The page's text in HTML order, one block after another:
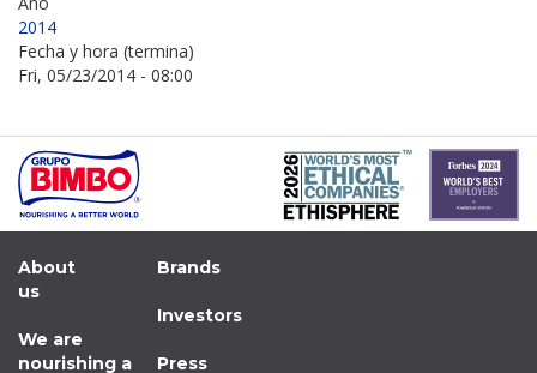
2014
Fecha y hora (termina)
Fri, 05/23/2014 - 08:00
About
us
We are
nourishing a
Brands
Investors
Press